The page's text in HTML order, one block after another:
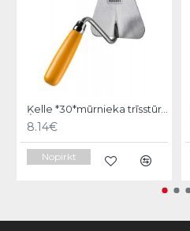
Ķelle *30*mūrnieka trīsstūra 18cm, Hardy
8.14€
Nopirkt